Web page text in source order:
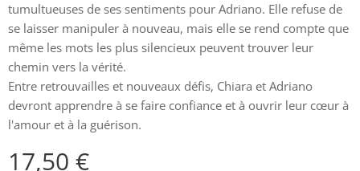
tumultueuses de ses sentiments pour Adriano. Elle refuse de
se laisser manipuler à nouveau, mais elle se rend compte que
même les mots les plus silencieux peuvent trouver leur
chemin vers la vérité.
Entre retrouvailles et nouveaux défis, Chiara et Adriano
devront apprendre à se faire confiance et à ouvrir leur cœur à
l'amour et à la guérison.
17,50 €